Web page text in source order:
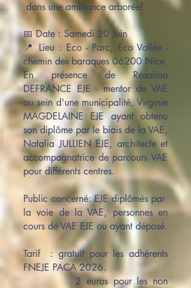
dans une ambiance arborée!
📅 Date : Samedi 20 Juin
📍 Lieu : Eco - Parc, Eco Vallée -
chemin des baraques 06200 Nice
En présence de Rosalina
DEFRANCE EJE - mentor de VAE
au sein d'une municipalité, Virginie
MAGDELAINE EJE ayant obtenu
son diplôme par le biais de la VAE,
Natalia JULLIEN EJE, architecte et
accompagnatrice de parcours VAE
pour différents centres.
Public concerné: EJE diplômés par
la voie de la VAE, personnes en
cours de VAE EJE ou ayant déposé.
Tarif : gratuit pour les adhérents
FNEJE PACA 2026.
2 euros pour les non